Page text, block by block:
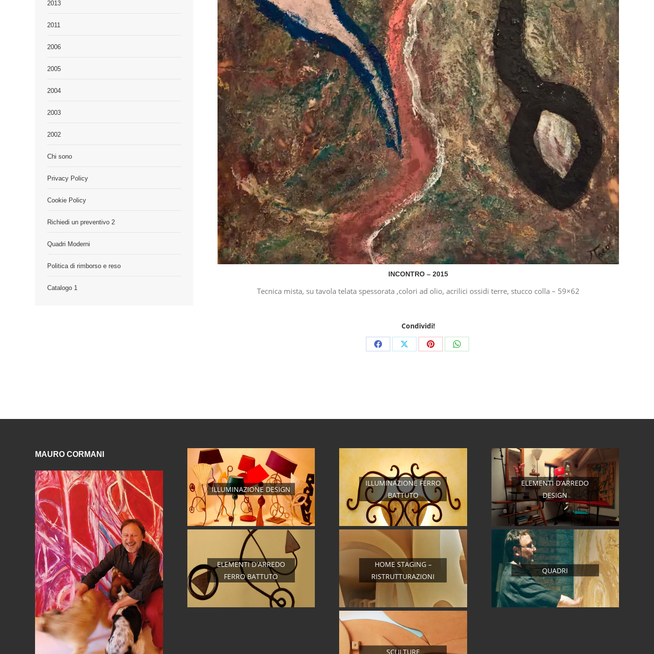
INCONTRO – 2015
Tecnica mista, su tavola telata spessorata ,colori ad olio, acrilici ossidi terre, stucco colla – 59×62
Condividi!
Share Share Share Share
2013
2011
2006
2005
2004
2003
2002
Chi sono
Privacy Policy
Cookie Policy
Richiedi un preventivo 2
Quadri Moderni
Politica di rimborso e reso
Catalogo 1
MAURO CORMANI
ILLUMINAZIONE DESIGN
ELEMENTI D'ARREDO
FERRO BATTUTO
ILLUMINAZIONE FERRO
BATTUTO
HOME STAGING –
RISTRUTTURAZIONI
SCULTURE
ELEMENTI D’ARREDO
DESIGN
QUADRI